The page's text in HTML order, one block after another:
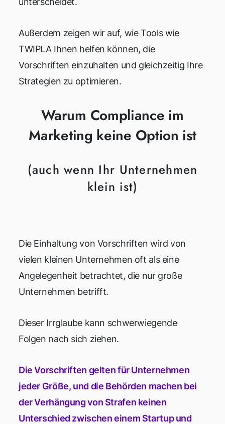
Außerdem zeigen wir auf, wie Tools wie
TWIPLA Ihnen helfen können, die
Vorschriften einzuhalten und gleichzeitig Ihre
Strategien zu optimieren.
Warum Compliance im
Marketing keine Option ist
(auch wenn Ihr Unternehmen
klein ist)
Die Einhaltung von Vorschriften wird von
vielen kleinen Unternehmen oft als eine
Angelegenheit betrachtet, die nur große
Unternehmen betrifft.
Dieser Irrglaube kann schwerwiegende
Folgen nach sich ziehen.
Die Vorschriften gelten für Unternehmen
jeder Größe, und die Behörden machen bei
der Verhängung von Strafen keinen
Unterschied zwischen einem Startup und